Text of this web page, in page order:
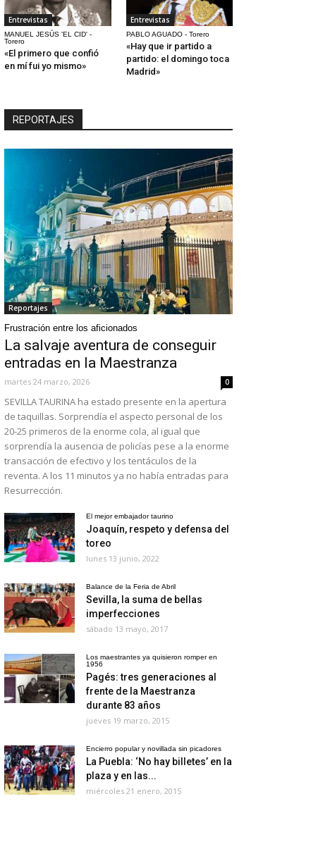
Entrevistas
MANUEL JESÚS 'EL CID' -
Torero
«El primero que confió
en mí fui yo mismo»
Entrevistas
PABLO AGUADO - Torero
«Hay que ir partido a
partido: el domingo toca
Madrid»
REPORTAJES
Reportajes
Frustración entre los aficionados
La salvaje aventura de conseguir
entradas en la Maestranza
martes 24 marzo, 2026 0
SEVILLA TAURINA ha estado presente en la apertura
de taquillas. Sorprendía el aspecto personal de los
20-25 primeros de la enorme cola, al igual que
sorprendía la ausencia de policías pese a la enorme
transacción de efectivo y los tentáculos de la
reventa. A los 11 minutos ya no había entradas para
Resurrección.
El mejor embajador taurino
Joaquín, respeto y defensa del
toreo
lunes 13 junio, 2022
Balance de la Feria de Abril
Sevilla, la suma de bellas
imperfecciones
sábado 13 mayo, 2017
Los maestrantes ya quisieron romper en
1956
Pagés: tres generaciones al
frente de la Maestranza
durante 83 años
jueves 19 marzo, 2015
Encierro popular y novillada sin picadores
La Puebla: ‘No hay billetes’ en la
plaza y en las...
miércoles 21 enero, 2015